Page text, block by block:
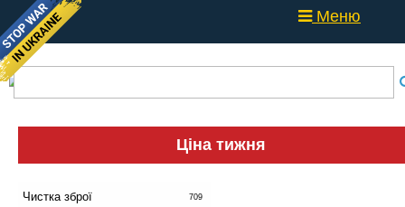
Меню
Ціна тижня
Чистка зброї 709